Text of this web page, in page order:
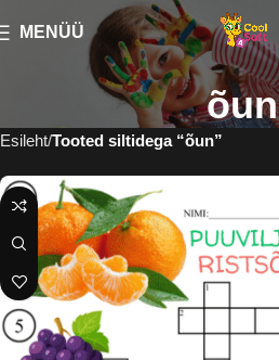
MENÜÜ
õun
Esileht Tooted siltidega “õun”